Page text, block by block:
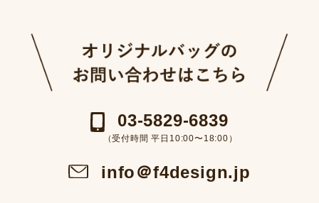
03-5829-6839
（受付時間 平日10:00〜18:00）
info＠f4design.jp